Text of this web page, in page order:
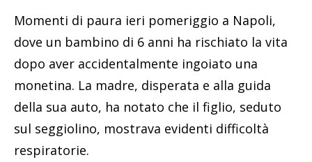
Momenti di paura ieri pomeriggio a Napoli,
dove un bambino di 6 anni ha rischiato la vita
dopo aver accidentalmente ingoiato una
monetina. La madre, disperata e alla guida
della sua auto, ha notato che il figlio, seduto
sul seggiolino, mostrava evidenti difficoltà
respiratorie.